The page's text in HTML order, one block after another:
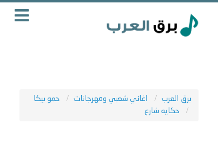
برق العرب اغاني شعبي ومهرجانات
حمو بيكا
حكايه شارع